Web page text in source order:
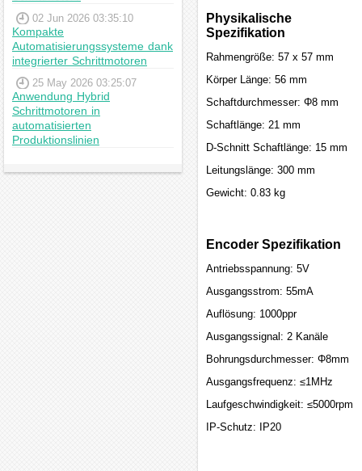
02 Jun 2026 03:35:10
Kompakte
Automatisierungssysteme dank
integrierter Schrittmotoren
25 May 2026 03:25:07
Anwendung Hybrid
Schrittmotoren in
automatisierten
Produktionslinien
Physikalische
Spezifikation
Rahmengröße: 57 x 57 mm
Körper Länge: 56 mm
Schaftdurchmesser: Φ8 mm
Schaftlänge: 21 mm
D-Schnitt Schaftlänge: 15 mm
Leitungslänge: 300 mm
Gewicht: 0.83 kg
Encoder Spezifikation
Antriebsspannung: 5V
Ausgangsstrom: 55mA
Auflösung: 1000ppr
Ausgangssignal: 2 Kanäle
Bohrungsdurchmesser: Φ8mm
Ausgangsfrequenz: ≤1MHz
Laufgeschwindigkeit: ≤5000rpm
IP-Schutz: IP20